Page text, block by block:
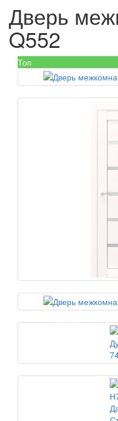
Дверь
Q552
Топ